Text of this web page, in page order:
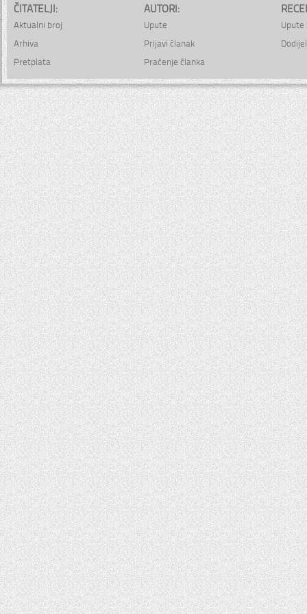
ČITATELJI:
Aktualni broj
Arhiva
Pretplata
AUTORI:
Upute
Prijavi članak
Praćenje članka
Upute